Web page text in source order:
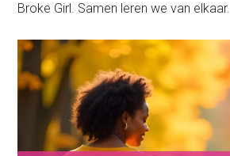
Broke Girl. Samen leren we van elkaar.